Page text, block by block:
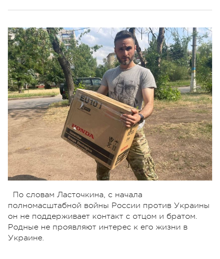
По словам Ласточкина, с начала
полномасштабной войны России против Украины
он не поддерживает контакт с отцом и братом.
Родные не проявляют интерес к его жизни в
Украине.